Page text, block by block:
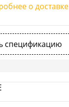
о доставке
спецификацию